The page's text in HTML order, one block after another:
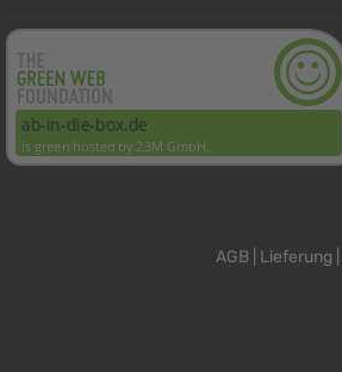
AGB| Lieferung